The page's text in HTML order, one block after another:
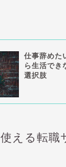
仕事辞めた
ら生活で
選択肢
える転職